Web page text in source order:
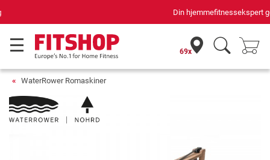
Din hjemmefitnessekspert gennem 42 år
69x
WaterRower Romaskiner